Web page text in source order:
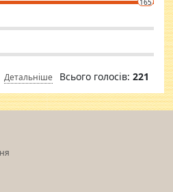
165
Детальніше Всього голосів: 221